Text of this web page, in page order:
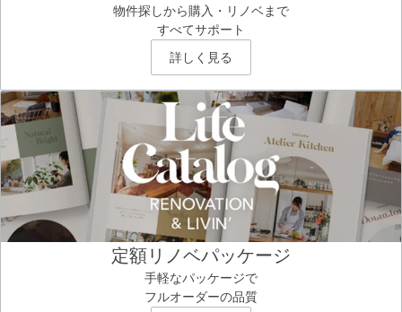
物件探しから購入・リノベまで
すべてサポート
詳しく見る
定額リノベパッケージ
手軽なパッケージで
フルオーダーの品質